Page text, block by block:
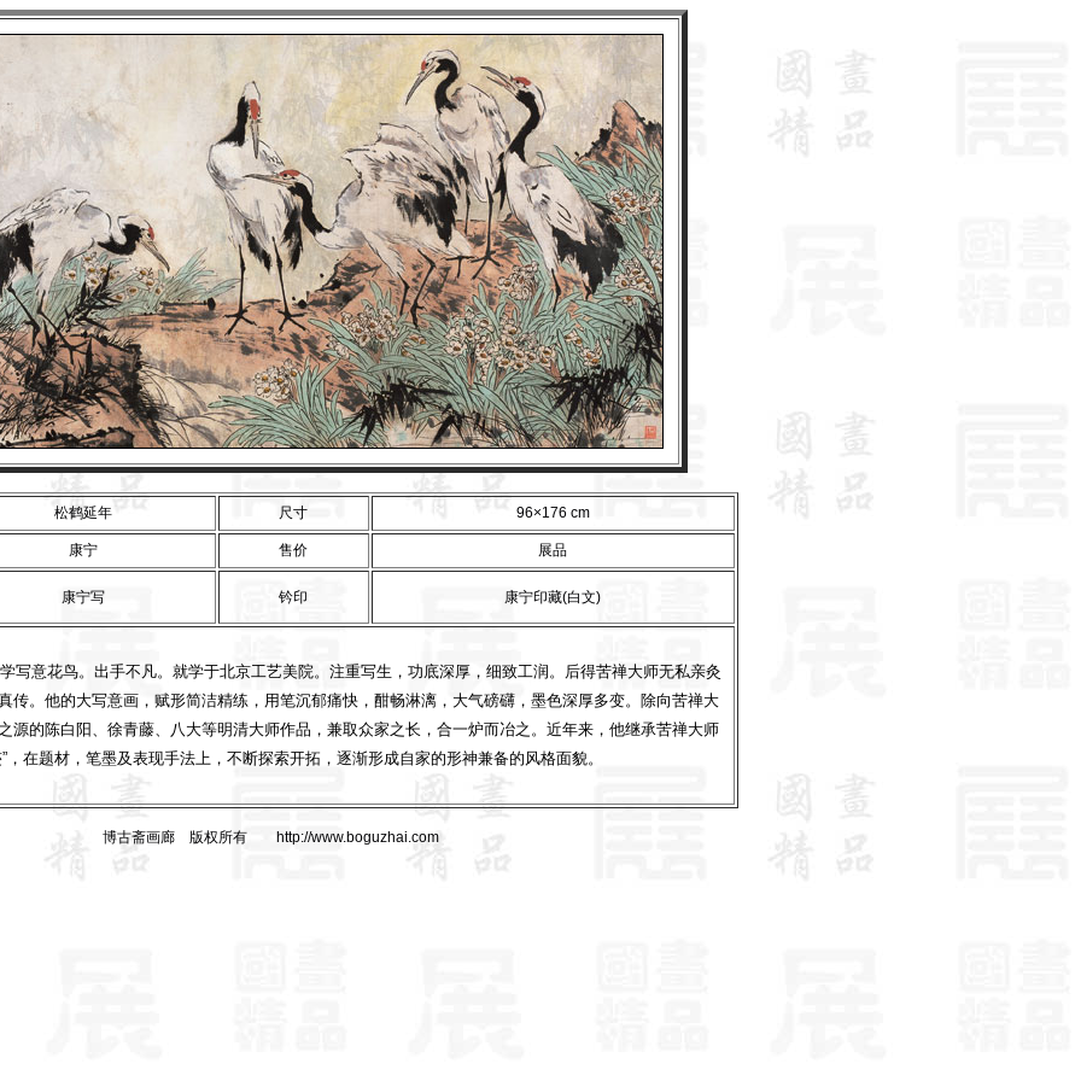
松鹤延年 尺寸 96×176 cm
康宁 售价 展品
康宁写 钤印 康宁印藏(白文)
写意花鸟。出手不凡。就学于北京工艺美院。注重写生，功底深厚，细致工润。后得苦禅大师无私亲灸
传。他的大写意画，赋形简洁精练，用笔沉郁痛快，酣畅淋漓，大气磅礴，墨色深厚多变。除向苦禅大
源的陈白阳、徐青藤、八大等明清大师作品，兼取众家之长，合一炉而冶之。近年来，他继承苦禅大师
，在题材，笔墨及表现手法上，不断探索开拓，逐渐形成自家的形神兼备的风格面貌。
博古斋画廊 版权所有 http://www.boguzhai.com